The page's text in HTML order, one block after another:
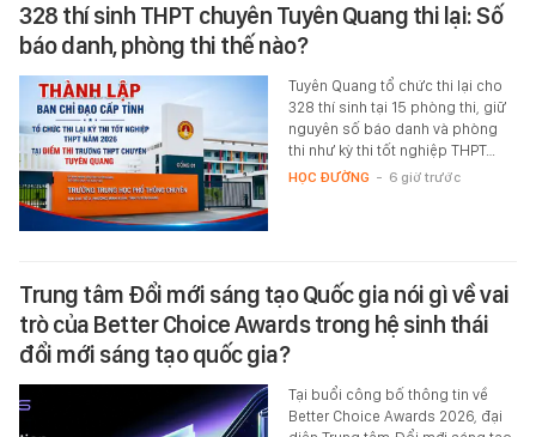
328 thí sinh THPT chuyên Tuyên Quang thi lại: Số
báo danh, phòng thi thế nào?
Tuyên Quang tổ chức thi lại cho
328 thí sinh tại 15 phòng thi, giữ
nguyên số báo danh và phòng
thi như kỳ thi tốt nghiệp THPT…
HỌC ĐƯỜNG - 6 giờ trước
Trung tâm Đổi mới sáng tạo Quốc gia nói gì về vai
trò của Better Choice Awards trong hệ sinh thái
đổi mới sáng tạo quốc gia?
Tại buổi công bố thông tin về
Better Choice Awards 2026, đại